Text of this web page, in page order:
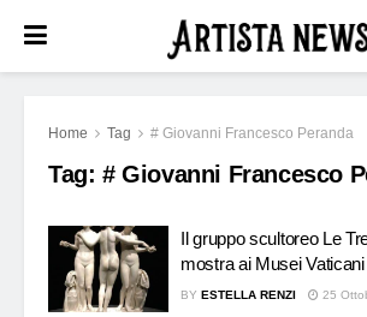
Home Tag # Giovanni Francesco Peranda
Tag: # Giovanni Francesco
Il gruppo scultoreo Le
mostra ai Musei Vaticani
BY ESTELLA RENZI 25